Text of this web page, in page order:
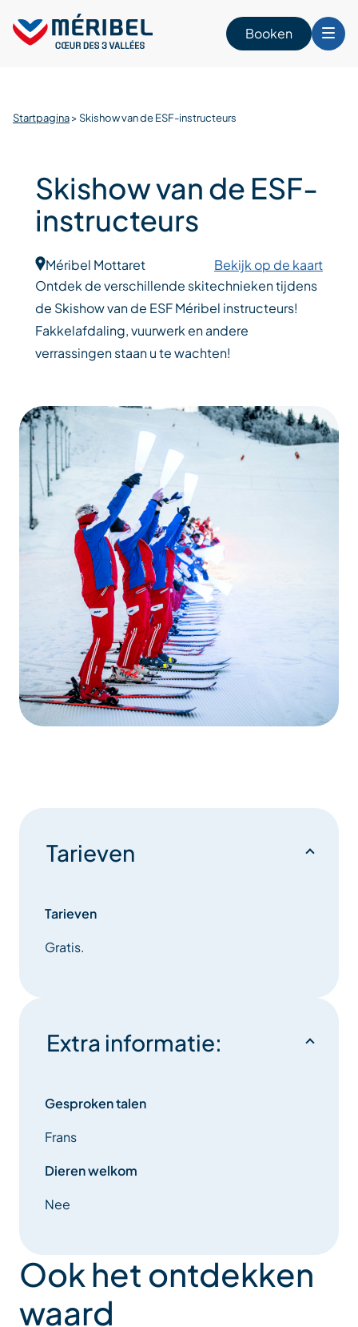
content
Booken
Startpagina>Skishow van de ESF-instructeurs
Tarieven
Tarieven
Gratis.
Extra informatie:
Gesproken talen
Frans
Dieren welkom
Nee
Ook het ontdekken
waard
Skishow van de ESF-
instructeurs
Méribel Mottaret
Bekijk op de kaart
Ontdek de verschillende skitechnieken tijdens
de Skishow van de ESF Méribel instructeurs!
Fakkelafdaling, vuurwerk en andere
verrassingen staan u te wachten!